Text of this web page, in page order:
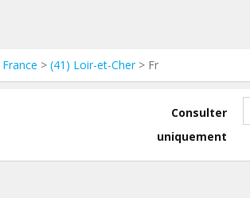
France > (41) Loir-et-Cher> Fr
Consulter
uniquement